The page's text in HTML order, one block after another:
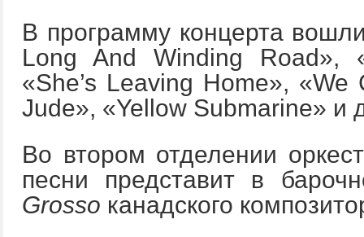
В программу концерта
Long And Winding Road»,
«She’s Leaving Home»,
Jude», «Yellow Submarine» и
Во втором отделении
песни представит в
Grosso канадского